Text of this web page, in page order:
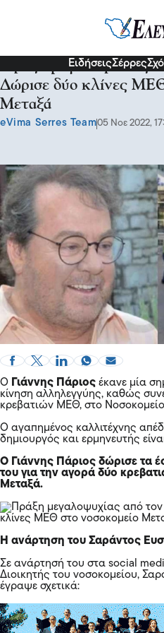
ΕιδήσειςΣέρρες
Πράξη μεγαλοψυχίας
Δώρισε δύο κλίνες
Μεταξά
eVima Serres Team05 Νοε 2022,
Ο Γιάννης Πάριος έκανε μία
κίνηση αλληλεγγύης, καθώς
κρεβατιών ΜΕΘ, στο
Ο αγαπημένος καλλιτέχνης
δημιουργός και ερμηνευτής
Ο Γιάννης Πάριος δώρισε τα
του για την αγορά δύο
Μεταξά.
Η ανάρτηση του Σαράντος
Σε ανάρτησή του στα social
Διοικητής του νοσοκομείου,
έγραψε σχετικά: